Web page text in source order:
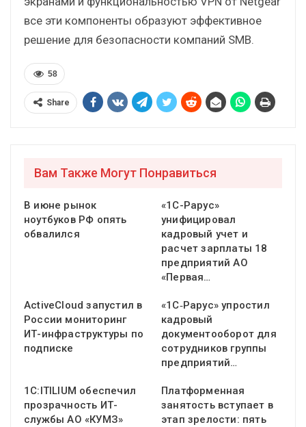
все эти компоненты образуют эффективное
решение для безопасности компаний SMB.
58
Share
Вам Также Могут Понравиться
В июне рынок
ноутбуков РФ опять
обвалился
«1С-Рарус»
унифицировал
кадровый учет и
расчет зарплаты 18
предприятий АО
«Первая…
ActiveCloud запустил в
России мониторинг
ИТ-инфраструктуры по
подписке
«1С‑Рарус» упростил
кадровый
документооборот для
сотрудников группы
предприятий…
1С:ITILIUM обеспечил
прозрачность ИТ-
службы АО «КУМЗ»
Платформенная
занятость вступает в
этап зрелости: пять